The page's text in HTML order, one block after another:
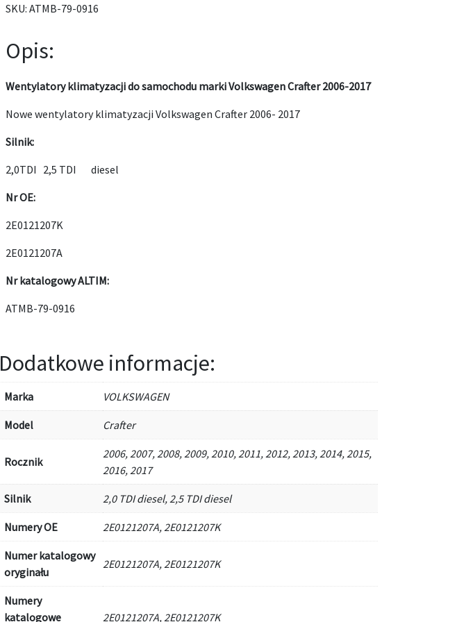
SKU:ATMB-79-0916
Opis:
Wentylatory klimatyzacji do samochodu marki Volkswagen Crafter 2006-2017
Nowe wentylatory klimatyzacji Volkswagen Crafter 2006- 2017
Silnik:
2,0TDI 2,5 TDI diesel
Nr OE:
2E0121207K
2E0121207A
Nr katalogowy ALTIM:
ATMB-79-0916
Dodatkowe informacje:
Marka VOLKSWAGEN
Model Crafter
Rocznik
2006, 2007, 2008, 2009, 2010, 2011, 2012, 2013, 2014, 2015,
2016, 2017
Silnik 2,0 TDI diesel, 2,5 TDI diesel
Numery OE 2E0121207A, 2E0121207K
Numer katalogowy
oryginału
2E0121207A, 2E0121207K
Numery
katalogowe
2E0121207A, 2E0121207K